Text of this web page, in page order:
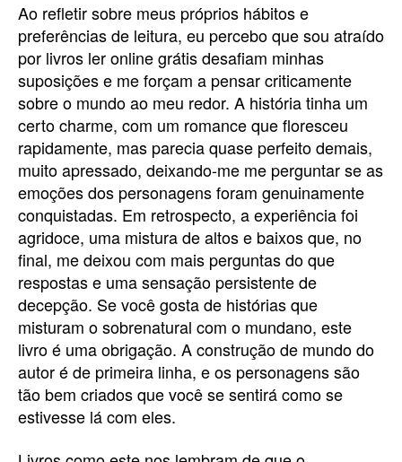
Ao refletir sobre meus próprios hábitos e
preferências de leitura, eu percebo que sou atraído
por livros ler online grátis desafiam minhas
suposições e me forçam a pensar criticamente
sobre o mundo ao meu redor. A história tinha um
certo charme, com um romance que floresceu
rapidamente, mas parecia quase perfeito demais,
muito apressado, deixando-me me perguntar se as
emoções dos personagens foram genuinamente
conquistadas. Em retrospecto, a experiência foi
agridoce, uma mistura de altos e baixos que, no
final, me deixou com mais perguntas do que
respostas e uma sensação persistente de
decepção. Se você gosta de histórias que
misturam o sobrenatural com o mundano, este
livro é uma obrigação. A construção de mundo do
autor é de primeira linha, e os personagens são
tão bem criados que você se sentirá como se
estivesse lá com eles.